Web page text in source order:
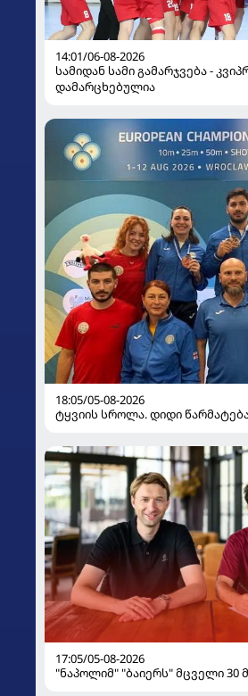
14:01/06-08-2026
სამიდან სამი გამარჯვება -
დამარცხებულია
18:05/05-08-2026
ტყვიის სროლა. დიდი
17:05/05-08-2026
"ნაპოლიმ" "ბაიერს" მცველი 30